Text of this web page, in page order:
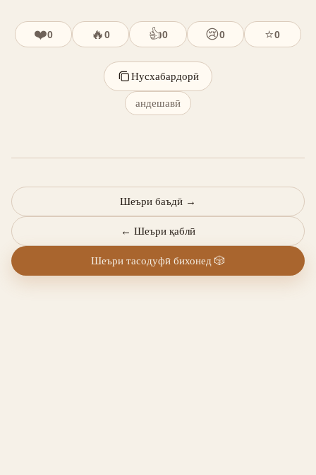
❤️0 🔥0 👍0 😢0 ⭐0
Нусхабардорӣ
андешавӣ
← Шеъри қаблӣ
Шеъри баъдӣ →
Шеъри тасодуфӣ бихонед 🎲